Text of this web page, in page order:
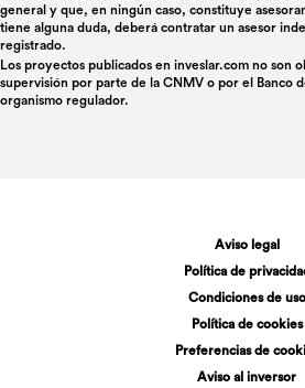
general y que, en ningún caso, constituye
tiene alguna duda, deberá contratar un asesor
registrado.
Los proyectos publicados en inveslar.com no son
supervisión por parte de la CNMV o por el Banco
organismo regulador.
Aviso legal
Política de
Condiciones de uso
Política de cookies
Preferencias de
Aviso al inversor